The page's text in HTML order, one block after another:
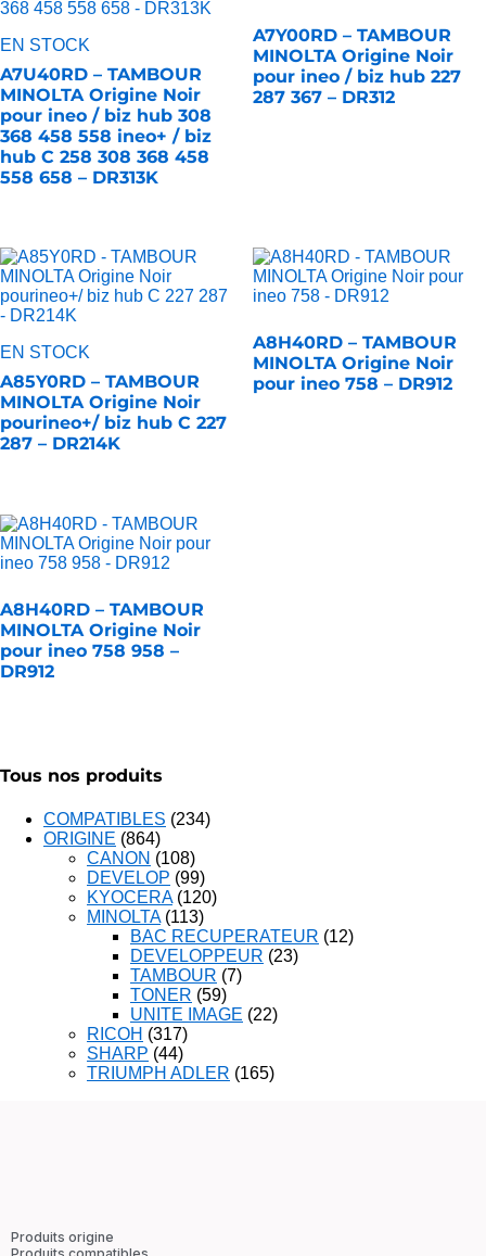
EN STOCK
A7U40RD – TAMBOUR
MINOLTA Origine Noir
pour ineo / biz hub 308
368 458 558 ineo+ / biz
hub C 258 308 368 458
558 658 – DR313K
A7Y00RD – TAMBOUR
MINOLTA Origine Noir
pour ineo / biz hub 227
287 367 – DR312
EN STOCK
A85Y0RD – TAMBOUR
MINOLTA Origine Noir
pourineo+/ biz hub C 227
287 – DR214K
A8H40RD – TAMBOUR
MINOLTA Origine Noir
pour ineo 758 – DR912
A8H40RD – TAMBOUR
MINOLTA Origine Noir
pour ineo 758 958 –
DR912
Tous nos produits
COMPATIBLES (234)
ORIGINE (864)
CANON (108)
DEVELOP (99)
KYOCERA (120)
MINOLTA (113)
BAC RECUPERATEUR (12)
DEVELOPPEUR (23)
TAMBOUR (7)
TONER (59)
UNITE IMAGE (22)
RICOH (317)
SHARP (44)
TRIUMPH ADLER (165)
Produits origine